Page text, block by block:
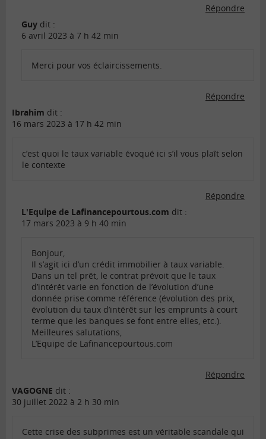
Répondre
Guy dit :
6 avril 2023 à 7 h 42 min
Merci pour vos éclaircissements.
Répondre
Ibrahim dit :
16 mars 2023 à 17 h 42 min
c’est quoi le taux variable évoqué ici s’il vous plaît selon
le contexte
Répondre
L'Equipe de Lafinancepourtous.com dit :
17 mars 2023 à 9 h 40 min
Bonjour,
Il s’agit ici d’un crédit immobilier à taux variable.
Dans un tel prêt, le contrat prévoit que le taux
d’intérêt varie en fonction de l’évolution d’une
donnée prise comme référence (évolution des prix,
évolution du taux d’intérêt sur les emprunts à court
terme que les banques se font entre elles, etc.).
Meilleures salutations,
L’Equipe de Lafinancepourtous.com
Répondre
VAGOGNE dit :
30 juillet 2022 à 2 h 30 min
Cette crise des subprimes est un véritable scandale qui